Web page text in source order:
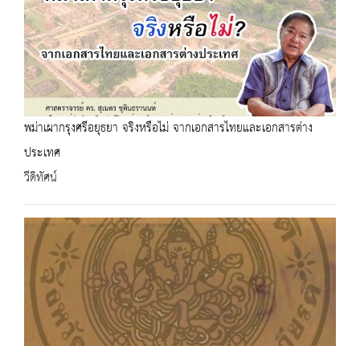
พม่าเผากรุงศรีอยุธยา จริงหรือไม่ จากเอกสารไทยและเอกสารต่าง
ประเทศ
วีดิทัศน์